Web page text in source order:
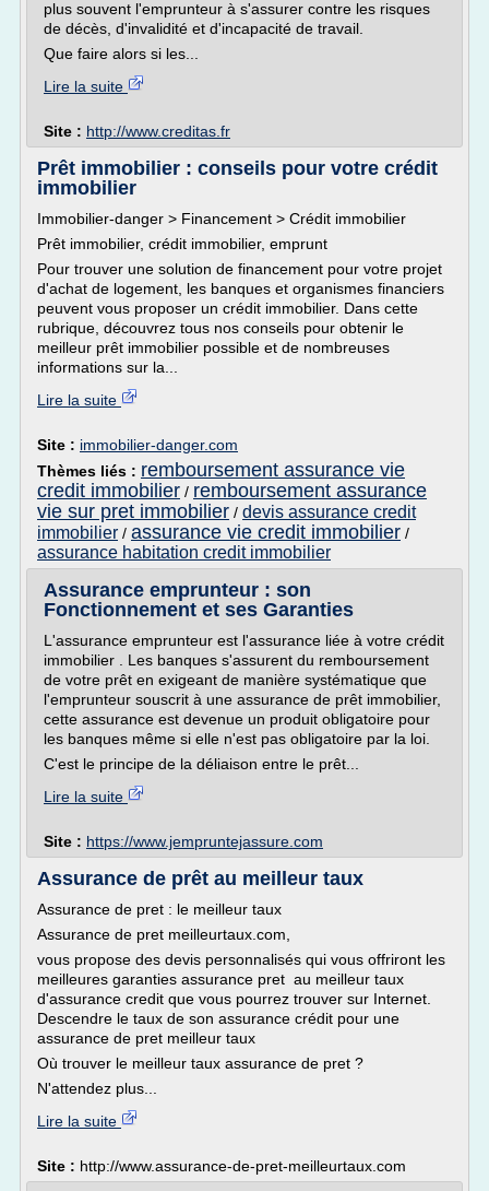
plus souvent l'emprunteur à s'assurer contre les risques
de décès, d'invalidité et d'incapacité de travail.
Que faire alors si les...
Lire la suite
Site : http://www.creditas.fr
Prêt immobilier : conseils pour votre crédit
immobilier
Immobilier-danger > Financement > Crédit immobilier
Prêt immobilier, crédit immobilier, emprunt
Pour trouver une solution de financement pour votre projet
d'achat de logement, les banques et organismes financiers
peuvent vous proposer un crédit immobilier. Dans cette
rubrique, découvrez tous nos conseils pour obtenir le
meilleur prêt immobilier possible et de nombreuses
informations sur la...
Lire la suite
Site : immobilier-danger.com
Thèmes liés : remboursement assurance vie
credit immobilier / remboursement assurance
vie sur pret immobilier / devis assurance credit
immobilier / assurance vie credit immobilier /
assurance habitation credit immobilier
Assurance emprunteur : son
Fonctionnement et ses Garanties
L'assurance emprunteur est l'assurance liée à votre crédit
immobilier . Les banques s'assurent du remboursement
de votre prêt en exigeant de manière systématique que
l'emprunteur souscrit à une assurance de prêt immobilier,
cette assurance est devenue un produit obligatoire pour
les banques même si elle n'est pas obligatoire par la loi.
C'est le principe de la déliaison entre le prêt...
Lire la suite
Site : https://www.jempruntejassure.com
Assurance de prêt au meilleur taux
Assurance de pret : le meilleur taux
Assurance de pret meilleurtaux.com,
vous propose des devis personnalisés qui vous offriront les
meilleures garanties assurance pret au meilleur taux
d'assurance credit que vous pourrez trouver sur Internet.
Descendre le taux de son assurance crédit pour une
assurance de pret meilleur taux
Où trouver le meilleur taux assurance de pret ?
N'attendez plus...
Lire la suite
Site : http://www.assurance-de-pret-meilleurtaux.com